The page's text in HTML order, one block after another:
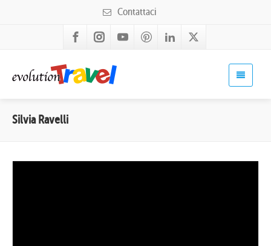
Contattaci
Silvia Ravelli